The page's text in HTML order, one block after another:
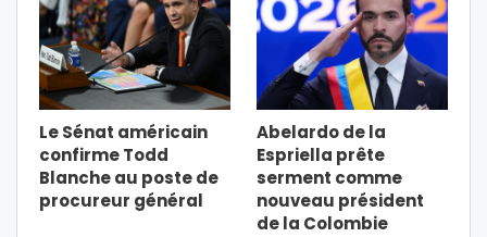
Le Sénat américain
confirme Todd
Blanche au poste de
procureur général
Abelardo de la
Espriella prête
serment comme
nouveau président
de la Colombie